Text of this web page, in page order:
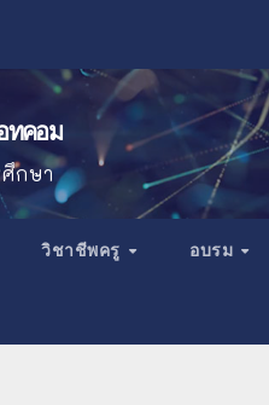
ทคอม
ศึกษา
วิชาชีพครู อบรม